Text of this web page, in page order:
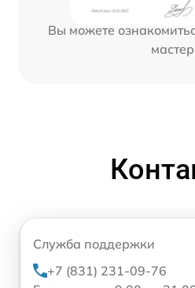
Вы можете
Служба поддержки
+7 (831) 231-09-76